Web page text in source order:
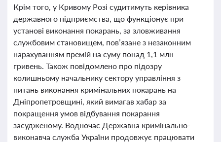
Крім того, у Кривому Розі судитимуть керівника
державного підприємства, що функціонує при
установі виконання покарань, за зловживання
службовим становищем, пов’язане з незаконним
нарахуванням премій на суму понад 1,1 млн
гривень. Також повідомлено про підозру
колишньому начальнику сектору управління з
питань виконання кримінальних покарань на
Дніпропетровщині, який вимагав хабар за
покращення умов відбування покарання
засудженому. Водночас Державна кримінально-
виконавча служба України продовжує працювати